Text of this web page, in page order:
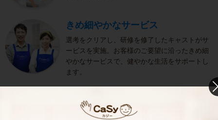
きめ細やかなサービス
選考をクリアし、研修を修了したキャストがサ
ービスを実施。お客様のご要望に沿ったきめ細
やかなサービスで、健やかな生活をサポートし
ます。
お掃除代行のサービス内容